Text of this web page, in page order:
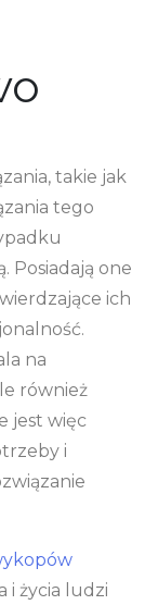
takie jak
tego
Posiadają one
ich
na
również
jest więc
i
i życia ludzi